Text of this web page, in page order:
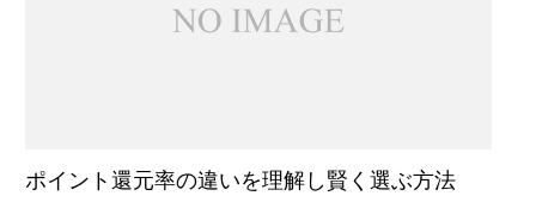
ポイント還元率の違いを理解し賢く選ぶ方法